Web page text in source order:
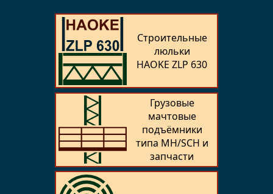
Строительные
люльки
HAOKE ZLP 630
Грузовые
мачтовые
подъёмники
типа MH/SCH и
запчасти